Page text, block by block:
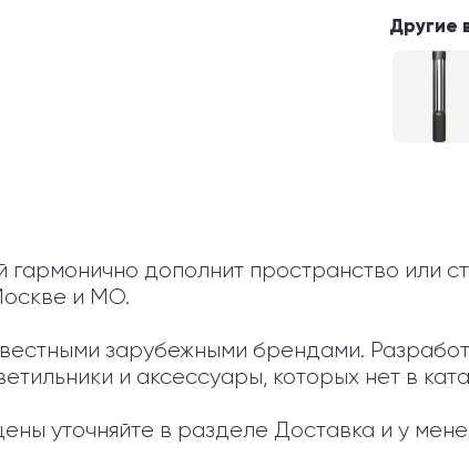
Другие
дополнит пространство или
и МО.
зарубежными брендами.
и аксессуары, которых нет в
уточняйте в разделе Доставка и у